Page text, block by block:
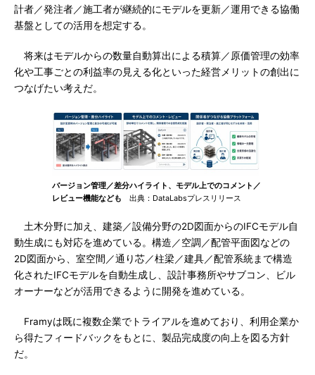
計者／発注者／施工者が継続的にモデルを更新／運用できる協働
基盤としての活用を想定する。
将来はモデルからの数量自動算出による積算／原価管理の効率
化や工事ごとの利益率の見える化といった経営メリットの創出に
つなげたい考えだ。
バージョン管理／差分ハイライト、モデル上でのコメント／
レビュー機能なども 出典：DataLabsプレスリリース
土木分野に加え、建築／設備分野の2D図面からのIFCモデル自
動生成にも対応を進めている。構造／空調／配管平面図などの
2D図面から、室空間／通り芯／柱梁／建具／配管系統まで構造
化されたIFCモデルを自動生成し、設計事務所やサブコン、ビル
オーナーなどが活用できるように開発を進めている。
Framyは既に複数企業でトライアルを進めており、利用企業か
ら得たフィードバックをもとに、製品完成度の向上を図る方針
だ。